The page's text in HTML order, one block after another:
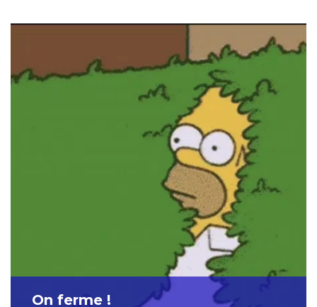
On ferme !